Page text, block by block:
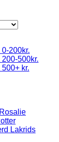
200kr.
500kr.
kr.
Lakrids